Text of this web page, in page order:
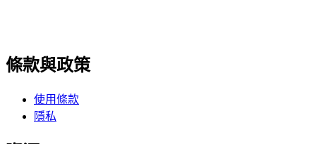
條款與政策
使用條款
隱私